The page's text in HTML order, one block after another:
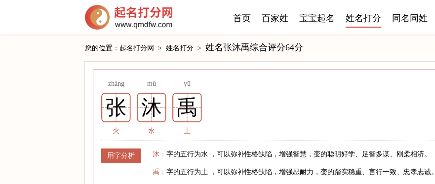
首页 百家姓 宝宝起名 姓名打分 同名同姓
您的位置： 起名打分网 > 姓名打分 > 姓名张沐禹综合评分64分
zhàng mù yǔ
张 沐 禹
火 水 土
用字分析 沐： 字的五行为水 ，可以弥补性格缺陷，增强智慧，变的聪明好学、足智多谋、刚柔相济。
禹： 字的五行为土 ，可以弥补性格缺陷，增强忍耐力，变的踏实稳重、言行一致、忠孝志诚。